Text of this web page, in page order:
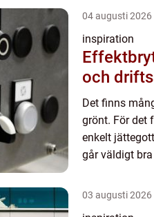
04 augusti 2026
inspiration
Effektbrytare
och
Det finns
grönt. För det
enkelt
går väldigt
03 augusti 2026